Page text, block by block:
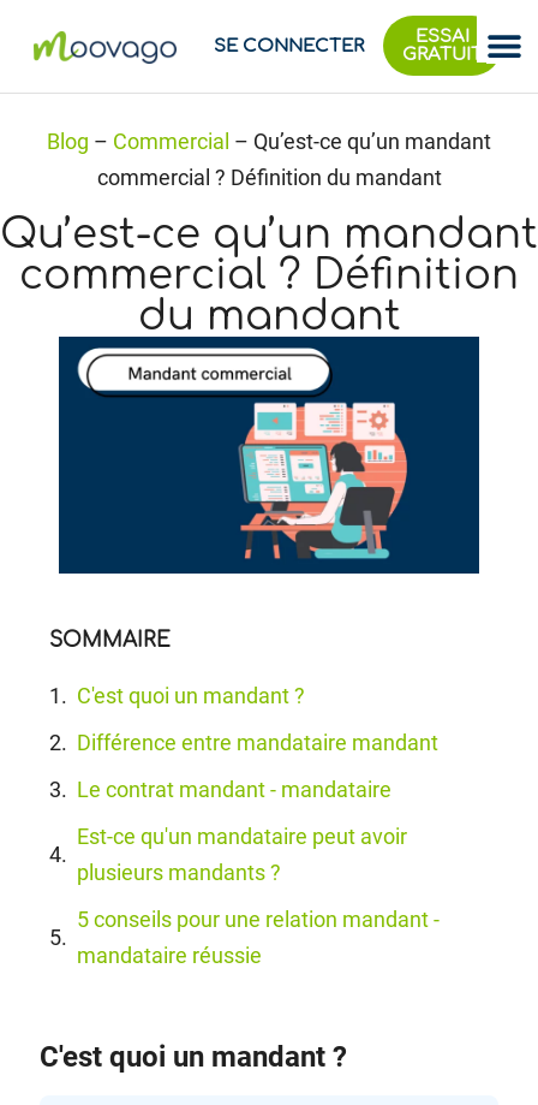
SE CONNECTER
ESSAI
GRATUIT
Blog – Commercial – Qu’est-ce qu’un mandant
commercial ? Définition du mandant
Qu’est-ce qu’un mandant
commercial ? Définition
du mandant
SOMMAIRE
C'est quoi un mandant ?
Différence entre mandataire mandant
Le contrat mandant - mandataire
Est-ce qu'un mandataire peut avoir
plusieurs mandants ?
5 conseils pour une relation mandant -
mandataire réussie
C'est quoi un mandant ?